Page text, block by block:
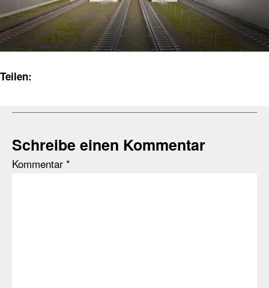
Teilen:
Schreibe einen Kommentar
Kommentar *